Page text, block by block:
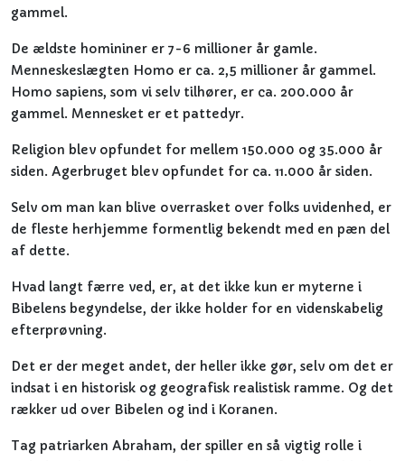
gammel.
De ældste homininer er 7-6 millioner år gamle.
Menneskeslægten Homo er ca. 2,5 millioner år gammel.
Homo sapiens, som vi selv tilhører, er ca. 200.000 år
gammel. Mennesket er et pattedyr.
Religion blev opfundet for mellem 150.000 og 35.000 år
siden. Agerbruget blev opfundet for ca. 11.000 år siden.
Selv om man kan blive overrasket over folks uvidenhed, er
de fleste herhjemme formentlig bekendt med en pæn del
af dette.
Hvad langt færre ved, er, at det ikke kun er myterne i
Bibelens begyndelse, der ikke holder for en videnskabelig
efterprøvning.
Det er der meget andet, der heller ikke gør, selv om det er
indsat i en historisk og geografisk realistisk ramme. Og det
rækker ud over Bibelen og ind i Koranen.
Tag patriarken Abraham, der spiller en så vigtig rolle i